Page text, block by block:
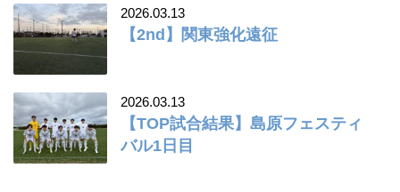
2026.03.13
【2nd】関東強化遠征
2026.03.13
【TOP試合結果】島原フェスティ
バル1日目